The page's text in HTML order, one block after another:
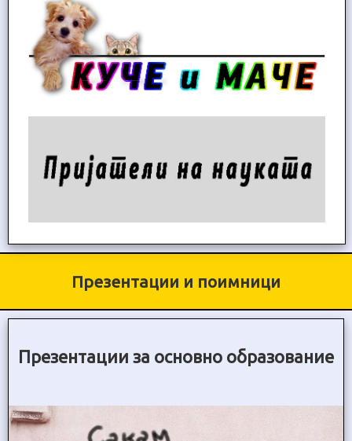
Презентации и поимници
Презентации за основно образование